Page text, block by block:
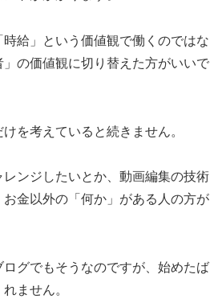
給」という価値観で働くのではな
」の価値観に切り替えた方がいいで
を考えていると続きません。
ンジしたいとか、動画編集の技術
金以外の「何か」がある人の方が
グでもそうなのですが、始めたば
ません。